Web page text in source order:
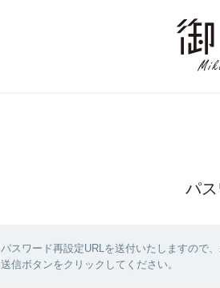
パ
パスワード再設定URLを送付いたしますので
送信ボタンをクリックしてください。